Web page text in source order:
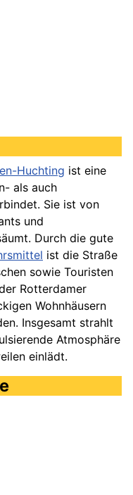
Huchting ist eine
als auch
Sie ist von
und
Durch die gute
ist die Straße
sowie Touristen
Rotterdamer
Wohnhäusern
Insgesamt strahlt
Atmosphäre
einlädt.